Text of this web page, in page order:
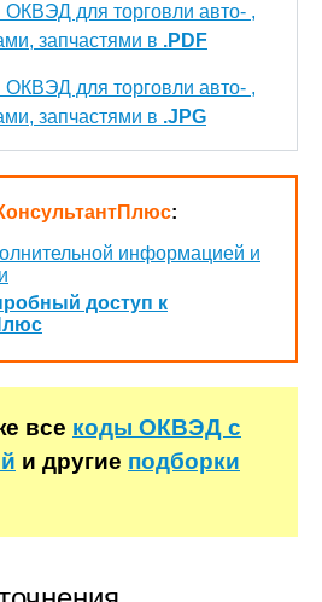
ОКВЭД для торговли авто- ,
запчастями в .PDF
ОКВЭД для торговли авто- ,
запчастями в .JPG
:
информацией и
доступ к
все коды ОКВЭД с
и другие подборки